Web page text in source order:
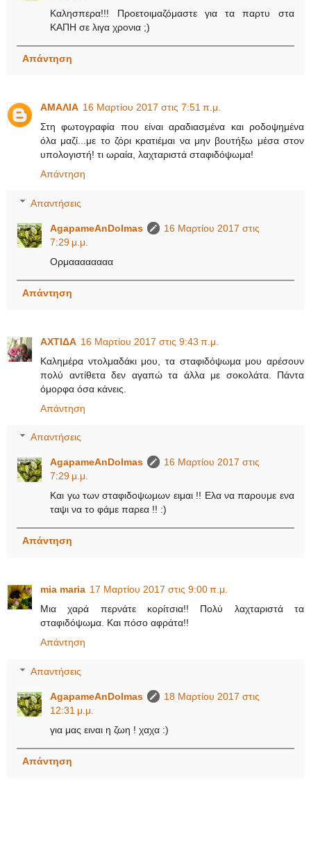
Καλησπερα!!! Προετοιμαζόμαστε για τα παρτυ στα
ΚΑΠΗ σε λιγα χρονια ;)
Απάντηση
ΑΜΑΛΙΑ 16 Μαρτίου 2017 στις 7:51 π.μ.
Στη φωτογραφία που είναι αραδιασμένα και ροδοψημένα
όλα μαζί...με το ζόρι κρατιέμαι να μην βουτήξω μέσα στον
υπολογιστή! τι ωραία, λαχταριστά σταφιδόψωμα!
Απάντηση
Απαντήσεις
AgapameAnDolmas
16 Μαρτίου 2017 στις
7:29 μ.μ.
Ορμαααααααα
Απάντηση
ΑΧΤΙΔΑ 16 Μαρτίου 2017 στις 9:43 π.μ.
Καλημέρα ντολμαδάκι μου, τα σταφιδόψωμα μου αρέσουν
πολύ αντίθετα δεν αγαπώ τα άλλα με σοκολάτα. Πάντα
όμορφα όσα κάνεις.
Απάντηση
Απαντήσεις
AgapameAnDolmas
16 Μαρτίου 2017 στις
7:29 μ.μ.
Και γω των σταφιδοψωμων ειμαι !! Ελα να παρουμε ενα
ταψι να το φάμε παρεα !! :)
Απάντηση
mia maria 17 Μαρτίου 2017 στις 9:00 π.μ.
Μια χαρά περνάτε κορίτσια!! Πολύ λαχταριστά τα
σταφιδόψωμα. Και πόσο αφράτα!!
Απάντηση
Απαντήσεις
AgapameAnDolmas
18 Μαρτίου 2017 στις
12:31 μ.μ.
για μας ειναι η ζωη ! χαχα :)
Απάντηση